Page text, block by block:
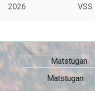
2026
VSS